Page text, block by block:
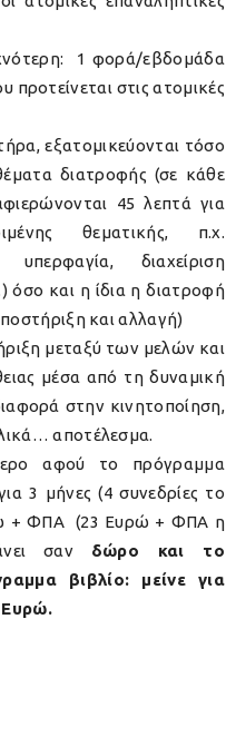
1 φορά/εβδομάδα
στις ατομικές
εξατομικεύονται τόσο
διατροφής (σε κάθε
45 λεπτά για
θεματικής, π.χ.
διαχείριση
όσο και η ίδια η διατροφή
και αλλαγή)
μεταξύ των μελών και
μέσα από τη δυναμική
στην κινητοποίηση,
αποτέλεσμα.
αφού το πρόγραμμα
3 μήνες (4 συνεδρίες το
+ ΦΠΑ (23 Ευρώ + ΦΠΑ η
σαν δώρο και το
βιβλίο: μείνε για